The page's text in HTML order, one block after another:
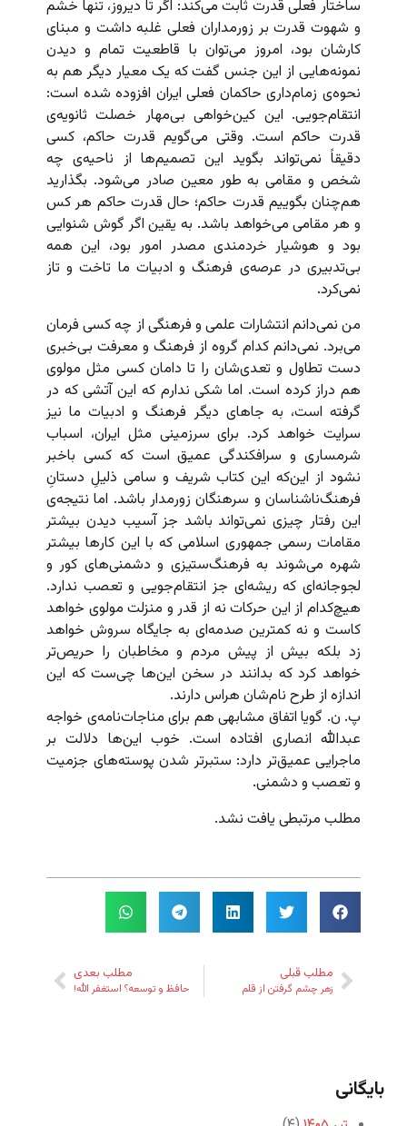
ساختار فعلی قدرت ثابت می‌کند: اگر تا دیروز، تنها خشم
و شهوت قدرت بر زورمداران فعلی غلبه داشت و مبنای
کارشان بود، امروز می‌توان با قاطعیت تمام و دیدن
نمونه‌هایی از این جنس گفت که یک معیار دیگر هم به
نحوه‌ی زمام‌داری حاکمان فعلی ایران افزوده شده است:
انتقام‌جویی. این کین‌خواهی بی‌مهار خصلت ثانویه‌ی
قدرت حاکم است. وقتی می‌گویم قدرت حاکم، کسی
دقیقاً نمی‌تواند بگوید این تصمیم‌ها از ناحیه‌ی چه
شخص و مقامی به طور معین صادر می‌شود. بگذارید
هم‌چنان بگوییم قدرت حاکم؛ حال قدرت حاکم هر کس
و هر مقامی می‌خواهد باشد. به یقین اگر گوش شنوایی
بود و هوشیار خردمندی مصدر امور بود، این همه
بی‌تدبیری در عرصه‌ی فرهنگ و ادبیات ما تاخت و تاز
نمی‌کرد.
من نمی‌دانم انتشارات علمی و فرهنگی از چه کسی فرمان
می‌برد. نمی‌دانم کدام گروه از فرهنگ و معرفت بی‌خبری
دست تطاول و تعدی‌شان را تا دامان کسی مثل مولوی
هم دراز کرده است. اما شکی ندارم که این آتشی که در
گرفته است، به جاهای دیگر فرهنگ و ادبیات ما نیز
سرایت خواهد کرد. برای سرزمینی مثل ایران، اسباب
شرمساری و سرافکندگی عمیق است که کسی باخبر
نشود از این‌که این کتاب شریف و سامی ذلیلِ دستانِ
فرهنگ‌ناشناسان و سرهنگان زورمدار باشد. اما نتیجه‌ی
این رفتار چیزی نمی‌تواند باشد جز آسیب دیدن بیشتر
مقامات رسمی جمهوری اسلامی که با این کارها بیشتر
شهره می‌شوند به فرهنگ‌ستیزی و دشمنی‌های کور و
لجوجانه‌ای که ریشه‌ای جز انتقام‌جویی و تعصب ندارد.
هیچ‌کدام از این حرکات نه از قدر و منزلت مولوی خواهد
کاست و نه کمترین صدمه‌ای به جایگاه سروش خواهد
زد بلکه بیش از پیش مردم و مخاطبان را حریص‌تر
خواهد کرد که بدانند در سخن این‌ها چی‌ست که این
اندازه از طرح نام‌شان هراس دارند.
پ. ن. گویا اتفاق مشابهی هم برای مناجات‌نامه‌ی خواجه
عبدالله انصاری افتاده است. خوب این‌ها دلالت بر
ماجرایی عمیق‌تر دارد: ستبرتر شدن پوسته‌های جزمیت
و تعصب و دشمنی.
مطلب مرتبطی یافت نشد.
مطلب قبلی
زهر چشم گرفتن از قلم
مطلب بعدی
حافظ و توسعه؟ استغفر الله!
بایگانی